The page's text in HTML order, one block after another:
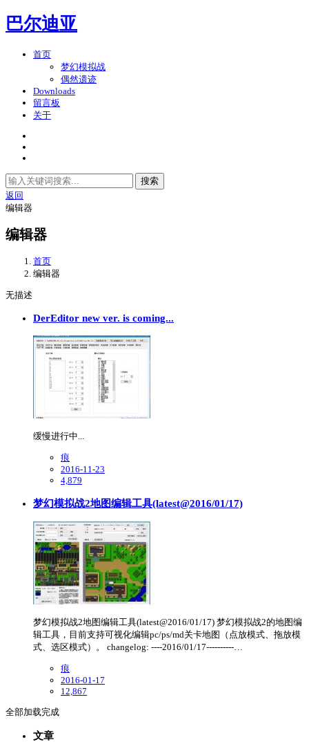
巴尔迪亚
首页
梦幻模拟战
偶然遗迹
Downloads
留言板
关于
搜索
返回
编辑器
编辑器
首页
编辑器
无描述
DerEditor new ver. is coming...
缓慢进行中...
痕
2016-11-23
4,879
梦幻模拟战2地图编辑工具(latest@2016/01/17)
梦幻模拟战2地图编辑工具(latest@2016/01/17) 梦幻模拟战2的地图编
辑工具，目前支持可视化编辑pc/ps/md关卡地图（点放模式、拖放模
式、选区模式）。 changelog: ----2016/01/17----------…
痕
2016-01-17
12,867
全部加载完成
文章